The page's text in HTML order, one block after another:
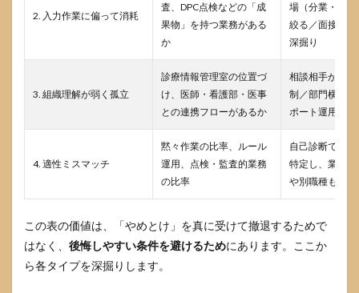
選び
人
では
「運
用の
実」
りに
行く
3.2
2. 入力作業に偏って消耗
査、DPC点検などの「成
果物」を持つ業務がある
か
場（分業・改
絞る／面接で
深掘り
3. 組織理解が弱く孤立
診療情報管理室の位置づ
け、医師・看護部・医事
との連携フローがあるか
相談相手がい
制／部門横断
ポート運用があ
4. 適性ミスマッチ
黙々作業の比率、ルール
運用、点検・監査的業務
の比率
自己診断で合
特定し、業務
や別職種も含め
この表の価値は、「やめとけ」を真に受けて撤退するためで
はなく、 後悔しやすい条件を避けるためにあります。ここか
ら各タイプを深掘りします。